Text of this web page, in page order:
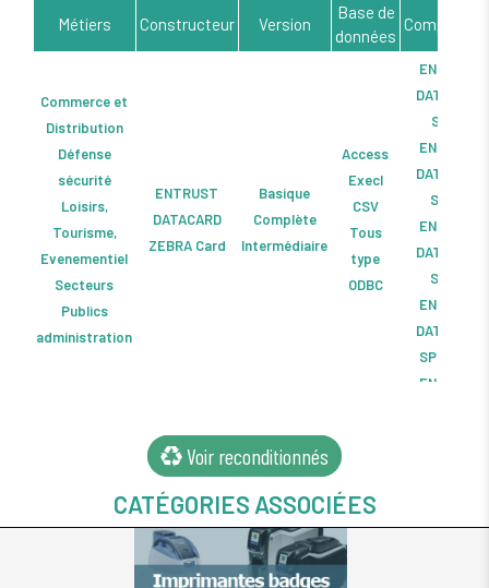
Métiers Constructeur Version
Base de
données
Commerce et
Distribution
Défense
sécurité
Loisirs,
Tourisme,
Evenementiel
Secteurs
Publics
administration
ENTRUST
DATACARD
ZEBRA Card
Basique
Complète
Intermédiaire
Access
Execl
CSV
Tous
type
ODBC
ENTRUST
DATACARD
SD160
ENTRUST
DATACARD
SD260
ENTRUST
DATACARD
SD360
ENTRUST
DATACARD
SP25 Plus
ENTRUST
Voir reconditionnés
CATÉGORIES ASSOCIÉES